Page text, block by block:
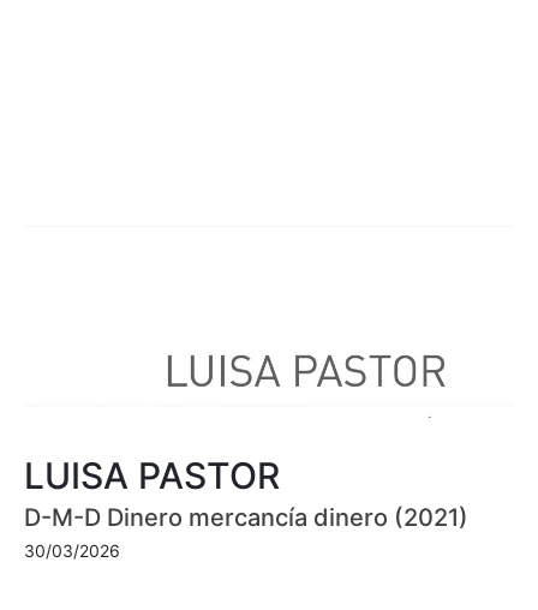
LUISA PASTOR
D-M-D Dinero mercancía dinero (2021)
30/03/2026